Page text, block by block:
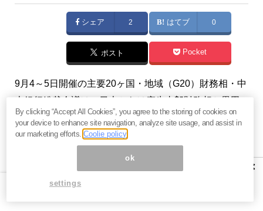
シェア 2 はてブ 0
ポスト Pocket
9月4～5日開催の主要20ヶ国・地域（G20）財務相・中
央銀行総裁会議は、日本からは麻生太郎財務相と黒田
東彦日銀総裁が出席し、中国経済や米利上げが主な焦
点に。世界同時株安による市場の動揺はまだ収束して
FRBの利上げそのものを阻止するものとはならな
」と見ています。
×
By clicking “Accept All Cookies”, you agree to the storing of cookies on
your device to enhance site navigation, analyze site usage, and assist in
our marketing efforts.Coolie policy
ok
settings